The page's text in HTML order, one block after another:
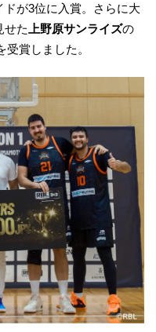
ドが3位に入賞。さらに大
せた 上野原サンライズの
受賞しました。